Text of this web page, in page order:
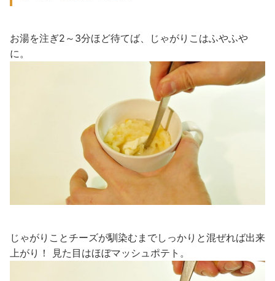
お湯を注ぎ2～3分ほど待てば、じゃがりこはふやふや
に。
じゃがりことチーズが馴染むまでしっかりと混ぜれば出来
上がり！ 見た目はほぼマッシュポテト。